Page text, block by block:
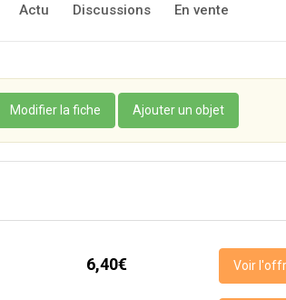
Actu Discussions En vente
Modifier la fiche Ajouter un objet
6,40€ Voir